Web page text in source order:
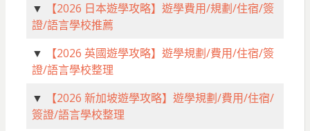
▼
【2026 日本遊學攻略】遊學費用/規劃/住宿/簽
證/語言學校推薦
▼
【2026 英國遊學攻略】遊學規劃/費用/住宿/簽
證/語言學校整理
▼
【2026 新加坡遊學攻略】遊學規劃/費用/住宿/
簽證/語言學校整理